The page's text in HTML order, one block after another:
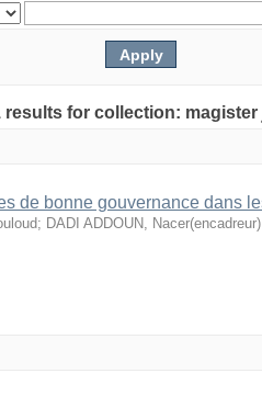
de bonne gouvernance dans
; DADI ADDOUN, Nacer(encadreur)